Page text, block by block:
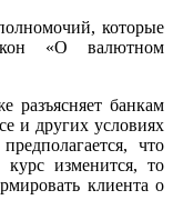
которые
«О валютном
банкам
и других условиях
что
изменится, то
клиента о